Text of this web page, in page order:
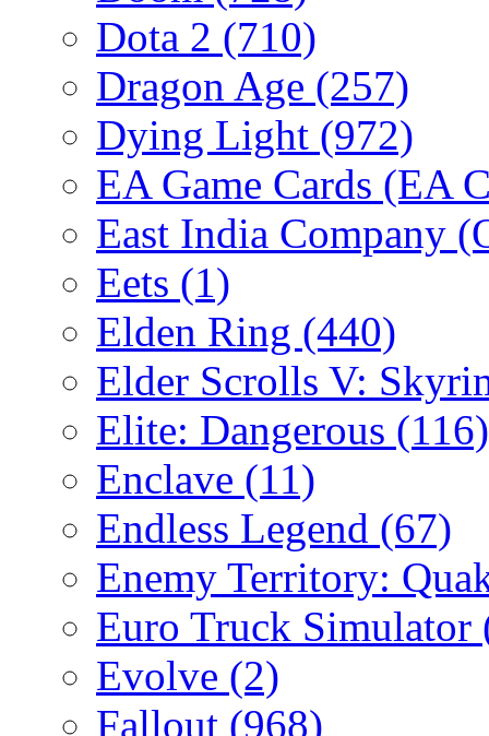
Dota 2 (710)
Dragon Age (257)
Dying Light (972)
EA Game Cards (EA
East India Company
Eets (1)
Elden Ring (440)
Elder Scrolls V:
Elite: Dangerous (116)
Enclave (11)
Endless Legend (67)
Enemy Territory:
Euro Truck Simulator
Evolve (2)
Fallout (968)